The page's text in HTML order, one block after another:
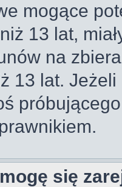
mogące
13 lat,
na
13 lat.
się